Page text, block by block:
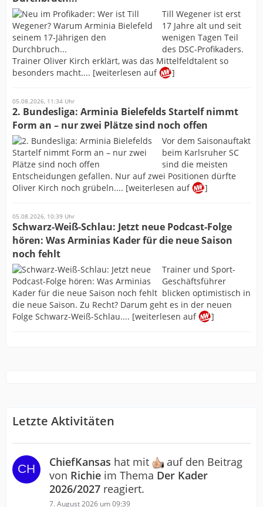
Till Wegener ist erst
17 Jahre alt und seit
wenigen Tagen Teil
des DSC-Profikaders.
Trainer Oliver Kirch erklärt, was das Mittelfeldtalent so
besonders macht.... [weiterlesen auf
]
05.08.2026, 11:34 Uhr
2. Bundesliga: Arminia Bielefelds Startelf nimmt
Form an – nur zwei Plätze sind noch offen
Vor dem Saisonauftakt
beim Karlsruher SC
sind die meisten
Entscheidungen gefallen. Nur auf zwei Positionen dürfte
Oliver Kirch noch grübeln.... [weiterlesen auf
]
05.08.2026, 10:39 Uhr
Schwarz-Weiß-Schlau: Jetzt neue Podcast-Folge
hören: Was Arminias Kader für die neue Saison
noch fehlt
Trainer und Sport-
Geschäftsführer
blicken optimistisch in
die neue Saison. Zu Recht? Darum geht es in der neuen
Folge Schwarz-Weiß-Schlau.... [weiterlesen auf
]
Letzte Aktivitäten
ChiefKansas hat mit
auf den Beitrag
von Richie im Thema Der Kader
2026/2027 reagiert.
7. August 2026 um 09:39